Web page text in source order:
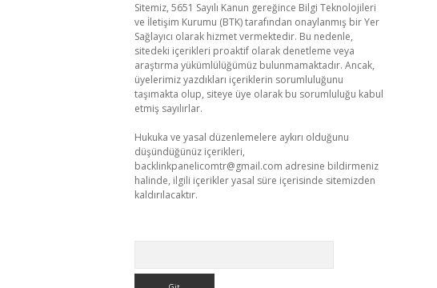
Sitemiz, 5651 Sayılı Kanun gereğince Bilgi Teknolojileri
ve İletişim Kurumu (BTK) tarafından onaylanmış bir Yer
Sağlayıcı olarak hizmet vermektedir. Bu nedenle,
sitedeki içerikleri proaktif olarak denetleme veya
araştırma yükümlülüğümüz bulunmamaktadır. Ancak,
üyelerimiz yazdıkları içeriklerin sorumluluğunu
taşımakta olup, siteye üye olarak bu sorumluluğu kabul
etmiş sayılırlar.
Hukuka ve yasal düzenlemelere aykırı olduğunu
düşündüğünüz içerikleri,
backlinkpanelicomtr@gmail.com adresine bildirmeniz
halinde, ilgili içerikler yasal süre içerisinde sitemizden
kaldırılacaktır.